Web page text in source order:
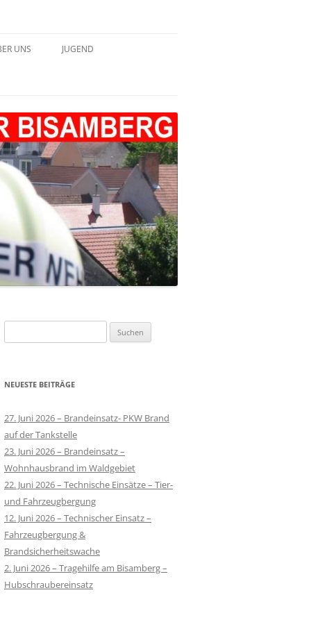
UNS JUGEND
JUGEND 2024
JUGEND 2025
JUGEND 2026
nach:
NEUESTE BEITRÄGE
27. Juni 2026 – Brandeinsatz- PKW Brand
auf der Tankstelle
23. Juni 2026 – Brandeinsatz –
Wohnhausbrand im Waldgebiet
22. Juni 2026 – Technische Einsätze – Tier-
und Fahrzeugbergung
12. Juni 2026 – Technischer Einsatz –
Fahrzeugbergung &
Brandsicherheitswache
2. Juni 2026 – Tragehilfe am Bisamberg –
Hubschraubereinsatz